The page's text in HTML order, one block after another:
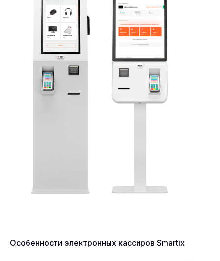
Особенности электронных кассиров Smartix